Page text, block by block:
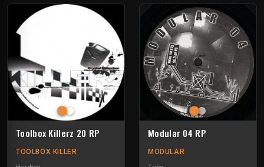
Toolbox Killerz 20 RP
TOOLBOX KILLER
Modular 04 RP
MODULAR